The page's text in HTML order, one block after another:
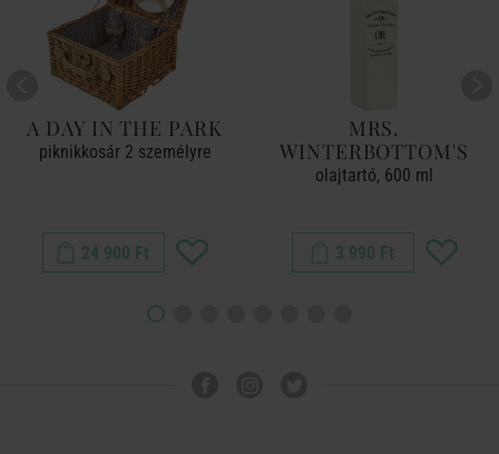
A DAY IN THE PARK
piknikkosár 2 személyre
24 900 Ft
MRS.
WINTERBOTTOM'S
olajtartó, 600 ml
3 990 Ft